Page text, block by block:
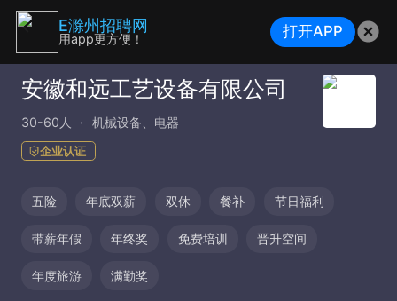
安徽和远工艺设备有限公司
30-60人 机械设备、电器
企业认证
五险 年底双薪 双休 餐补 节日福利
带薪年假 年终奖 免费培训 晋升空间
年度旅游 满勤奖
E滁州招聘网
用app更方便！ 打开APP